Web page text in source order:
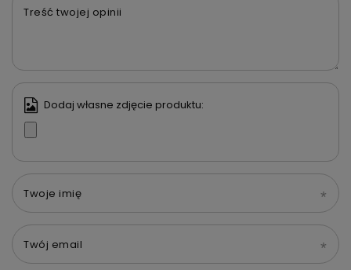
Treść twojej opinii
Dodaj własne zdjęcie produktu:
Twoje imię
Twój email